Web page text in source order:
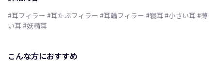
#耳フィラー #耳たぶフィラー #耳輪フィラー #寝耳 #小さい耳 #薄
い耳 #妖精耳
こんな方におすすめ